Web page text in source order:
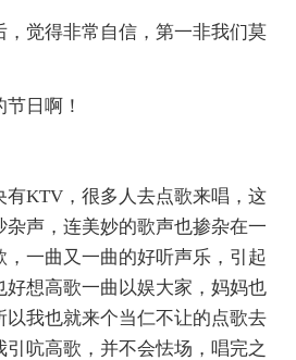
，觉得非常自信，第一非我们莫
日啊！
有KTV，很多人去点歌来唱，这
杂声，连美妙的歌声也掺杂在一
，一曲又一曲的好听声乐，引起
好想高歌一曲以娱大家，妈妈也
以我也就来个当仁不让的点歌去
吭高歌，并不会怯场，唱完之